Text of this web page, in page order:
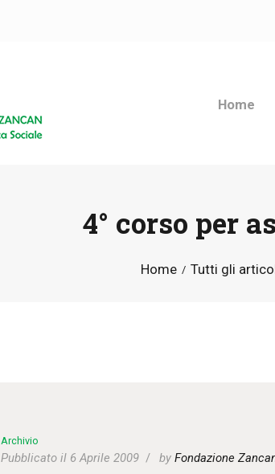
Home
4° corso per
Home Tutti gli
Archivio
Pubblicato il 6 Aprile 2009 byFondazione